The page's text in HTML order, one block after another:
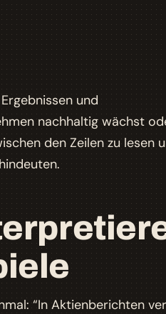
und
nachhaltig wächst
den Zeilen zu lesen
“In Aktienberichten